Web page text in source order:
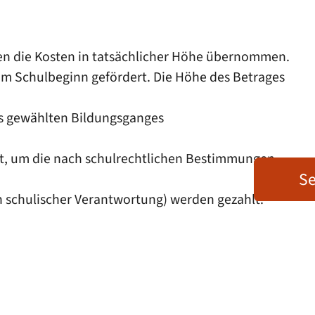
die Kosten in tatsächlicher Höhe übernommen.
Schulbeginn gefördert. Die Höhe des Betrages
Bildungsganges
um die nach schulrechtlichen Bestimmungen
Verantwortung) werden gezahlt.